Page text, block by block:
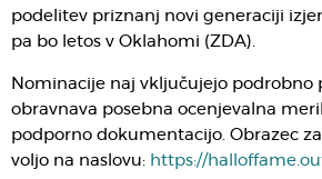
podelitev priznanj novi generaciji
pa bo letos v Oklahomi (ZDA).
Nominacije naj vključujejo podrobno
obravnava posebna ocenjevalna
podporno dokumentacijo. Obrazec
voljo na naslovu: https://